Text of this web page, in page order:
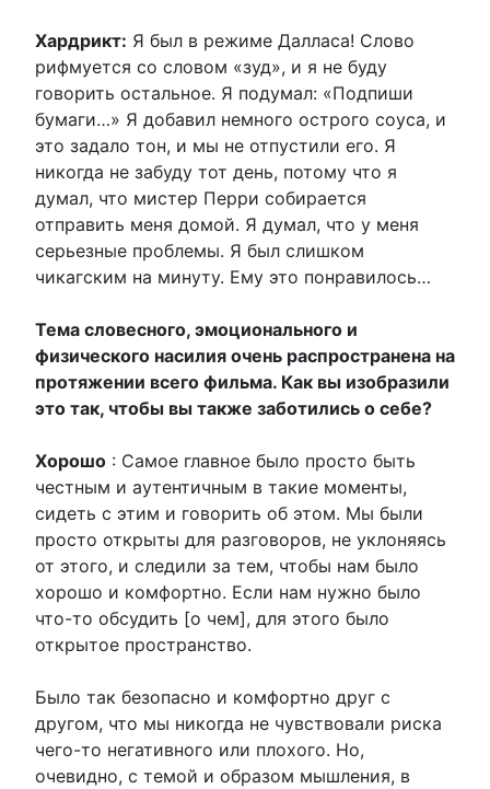
Хардрикт: Я был в режиме Далласа! Слово
рифмуется со словом «зуд», и я не буду
говорить остальное. Я подумал: «Подпиши
бумаги…» Я добавил немного острого соуса, и
это задало тон, и мы не отпустили его. Я
никогда не забуду тот день, потому что я
думал, что мистер Перри собирается
отправить меня домой. Я думал, что у меня
серьезные проблемы. Я был слишком
чикагским на минуту. Ему это понравилось…
Тема словесного, эмоционального и
физического насилия очень распространена на
протяжении всего фильма. Как вы изобразили
это так, чтобы вы также заботились о себе?
Хорошо : Самое главное было просто быть
честным и аутентичным в такие моменты,
сидеть с этим и говорить об этом. Мы были
просто открыты для разговоров, не уклоняясь
от этого, и следили за тем, чтобы нам было
хорошо и комфортно. Если нам нужно было
что-то обсудить [о чем], для этого было
открытое пространство.
Было так безопасно и комфортно друг с
другом, что мы никогда не чувствовали риска
чего-то негативного или плохого. Но,
очевидно, с темой и образом мышления, в